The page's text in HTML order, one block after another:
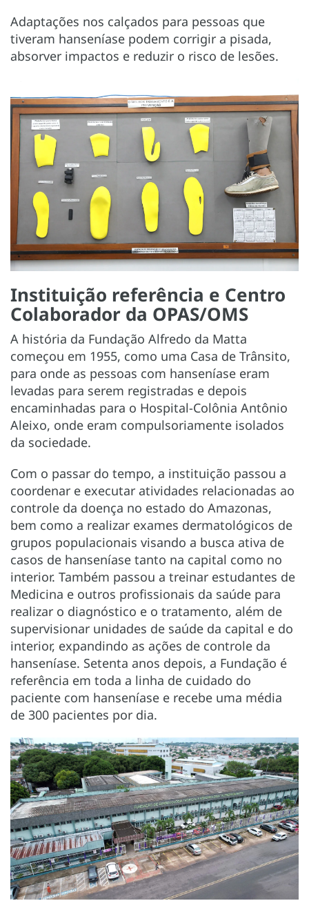
Adaptações nos calçados para pessoas que
tiveram hanseníase podem corrigir a pisada,
absorver impactos e reduzir o risco de lesões.
Instituição referência e Centro
Colaborador da OPAS/OMS
A história da Fundação Alfredo da Matta
começou em 1955, como uma Casa de Trânsito,
para onde as pessoas com hanseníase eram
levadas para serem registradas e depois
encaminhadas para o Hospital-Colônia Antônio
Aleixo, onde eram compulsoriamente isolados
da sociedade.
Com o passar do tempo, a instituição passou a
coordenar e executar atividades relacionadas ao
controle da doença no estado do Amazonas,
bem como a realizar exames dermatológicos de
grupos populacionais visando a busca ativa de
casos de hanseníase tanto na capital como no
interior. Também passou a treinar estudantes de
Medicina e outros profissionais da saúde para
realizar o diagnóstico e o tratamento, além de
supervisionar unidades de saúde da capital e do
interior, expandindo as ações de controle da
hanseníase. Setenta anos depois, a Fundação é
referência em toda a linha de cuidado do
paciente com hanseníase e recebe uma média
de 300 pacientes por dia.